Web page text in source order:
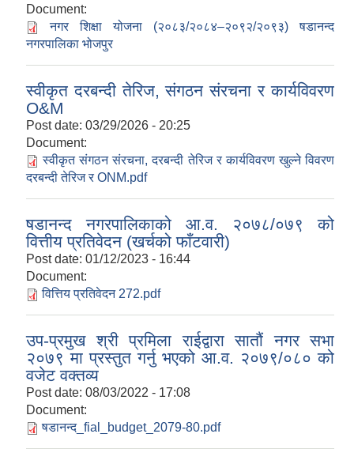
Document:
नगर शिक्षा योजना (२०८३/२०८४–२०९२/२०९३) षडानन्द
नगरपालिका भोजपुर
स्वीकृत दरबन्दी तेरिज, संगठन संरचना र कार्यविवरण
O&M
Post date: 03/29/2026 - 20:25
Document:
स्वीकृत संगठन संरचना, दरबन्दी तेरिज र कार्यविवरण खुल्ने विवरण
दरबन्दी तेरिज र ONM.pdf
षडानन्द नगरपालिकाको आ.व. २०७८/०७९ को
वित्तीय प्रतिवेदन (खर्चको फाँटवारी)
Post date: 01/12/2023 - 16:44
Document:
वित्तिय प्रतिवेदन 272.pdf
उप-प्रमुख श्री प्रमिला राईद्वारा सातौं नगर सभा
२०७९ मा प्रस्तुत गर्नु भएको आ.व. २०७९/०८० को
वजेट वक्तव्य
Post date: 08/03/2022 - 17:08
Document:
षडानन्द_fial_budget_2079-80.pdf